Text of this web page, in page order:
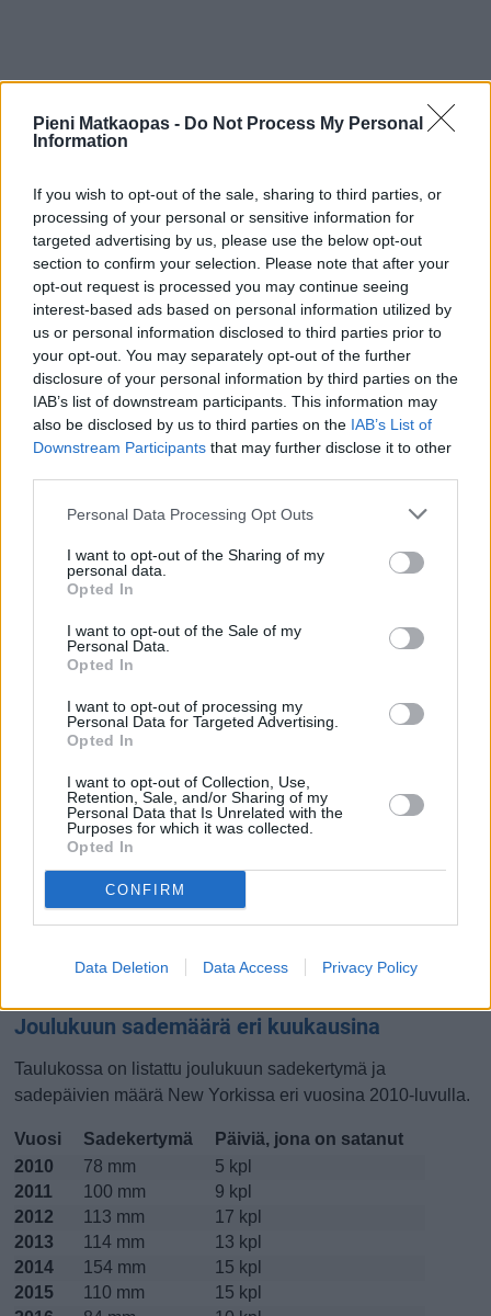
Pieni Matkaopas - Do Not Process My Personal
Information
If you wish to opt-out of the sale, sharing to third parties, or
processing of your personal or sensitive information for
targeted advertising by us, please use the below opt-out
section to confirm your selection. Please note that after your
opt-out request is processed you may continue seeing
interest-based ads based on personal information utilized by
us or personal information disclosed to third parties prior to
your opt-out. You may separately opt-out of the further
disclosure of your personal information by third parties on the
IAB’s list of downstream participants. This information may
also be disclosed by us to third parties on the IAB’s List of
Downstream Participants that may further disclose it to other
Personal Data Processing Opt Outs
I want to opt-out of the Sharing of my
personal data.
Opted In
I want to opt-out of the Sale of my
Personal Data.
Opted In
I want to opt-out of processing my
Personal Data for Targeted Advertising.
Opted In
I want to opt-out of Collection, Use,
Retention, Sale, and/or Sharing of my
Personal Data that Is Unrelated with the
Purposes for which it was collected.
Opted In
CONFIRM
Data Deletion Data Access Privacy Policy
Sadepäivien määärä joulukuussa
aikaisempina vuosina
17 kpl
13 kpl 13 kpl
Entä muut kuukaudet? Miten paljon New
Tammikuussa Helmikuussa Maaliskuussa
Huhtikuussa Toukokuussa Kesäkuussa
Heinäkuussa Elokuussa Syyskuussa
Lokakuussa
Kiinnostavatko lämpötilat?
lämmintä New Yorkissa on ollut joulukuussa
Joulukuun sademäärä eri kuukausina
Taulukossa on listattu joulukuun sadekertymä ja
sadepäivien määrä New Yorkissa eri vuosina 2010-luvulla.
Vuosi Sadekertymä
Päiviä, jona on satanut
2010
78 mm
5 kpl
2011
100 mm
9 kpl
2012
113 mm
17 kpl
2013
114 mm
13 kpl
2014
154 mm
15 kpl
2015
110 mm
15 kpl